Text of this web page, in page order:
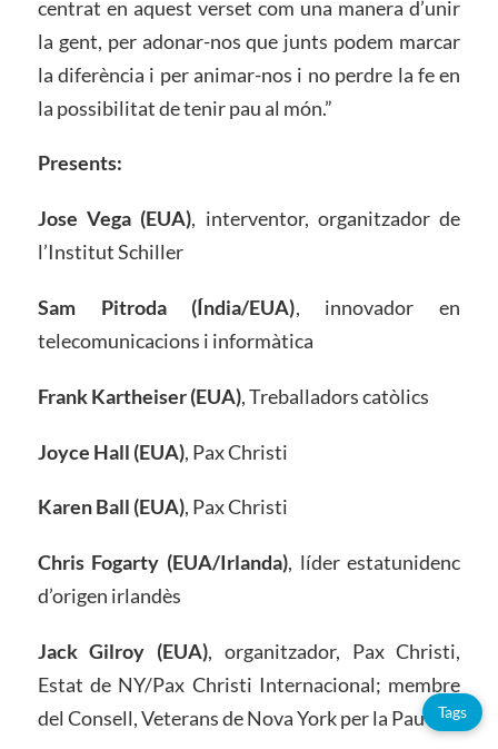
centrat en aquest verset com una manera d’unir
la gent, per adonar-nos que junts podem marcar
la diferència i per animar-nos i no perdre la fe en
la possibilitat de tenir pau al món.”
Presents:
Jose Vega (EUA), interventor, organitzador de
l’Institut Schiller
Sam Pitroda (Índia/EUA), innovador en
telecomunicacions i informàtica
Frank Kartheiser (EUA), Treballadors catòlics
Joyce Hall (EUA), Pax Christi
Karen Ball (EUA), Pax Christi
Chris Fogarty (EUA/Irlanda), líder estatunidenc
d’origen irlandès
Jack Gilroy (EUA), organitzador, Pax Christi,
Estat de NY/Pax Christi Internacional; membre
del Consell, Veterans de Nova York per la Pau
Tags